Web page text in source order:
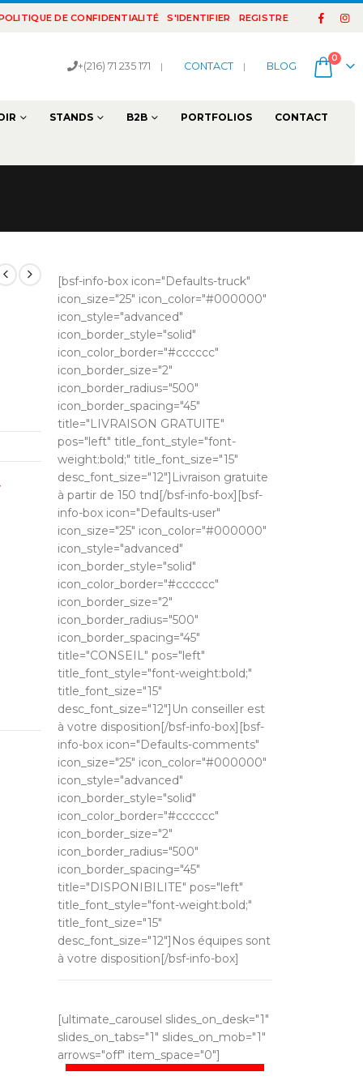
DE CONFIDENTIALITÉ S'IDENTIFIER REGISTRE
+(216) 71 235 171 | CONTACT | BLOG
0
STANDS B2B PORTFOLIOS CONTACT
[bsf-info-box icon="Defaults-truck"
icon_size="25" icon_color="#000000"
icon_style="advanced"
icon_border_style="solid"
icon_color_border="#cccccc"
icon_border_size="2"
icon_border_radius="500"
icon_border_spacing="45"
title="LIVRAISON GRATUITE"
pos="left" title_font_style="font-
weight:bold;" title_font_size="15"
desc_font_size="12"]Livraison gratuite
à partir de 150 tnd[/bsf-info-box][bsf-
info-box icon="Defaults-user"
icon_size="25" icon_color="#000000"
icon_style="advanced"
icon_border_style="solid"
icon_color_border="#cccccc"
icon_border_size="2"
icon_border_radius="500"
icon_border_spacing="45"
title="CONSEIL" pos="left"
title_font_style="font-weight:bold;"
title_font_size="15"
desc_font_size="12"]Un conseiller est
à votre disposition[/bsf-info-box][bsf-
info-box icon="Defaults-comments"
icon_size="25" icon_color="#000000"
icon_style="advanced"
icon_border_style="solid"
icon_color_border="#cccccc"
icon_border_size="2"
icon_border_radius="500"
icon_border_spacing="45"
title="DISPONIBILITE" pos="left"
title_font_style="font-weight:bold;"
title_font_size="15"
desc_font_size="12"]Nos équipes sont
à votre disposition[/bsf-info-box]
[ultimate_carousel slides_on_desk="1"
slides_on_tabs="1" slides_on_mob="1"
arrows="off" item_space="0"]